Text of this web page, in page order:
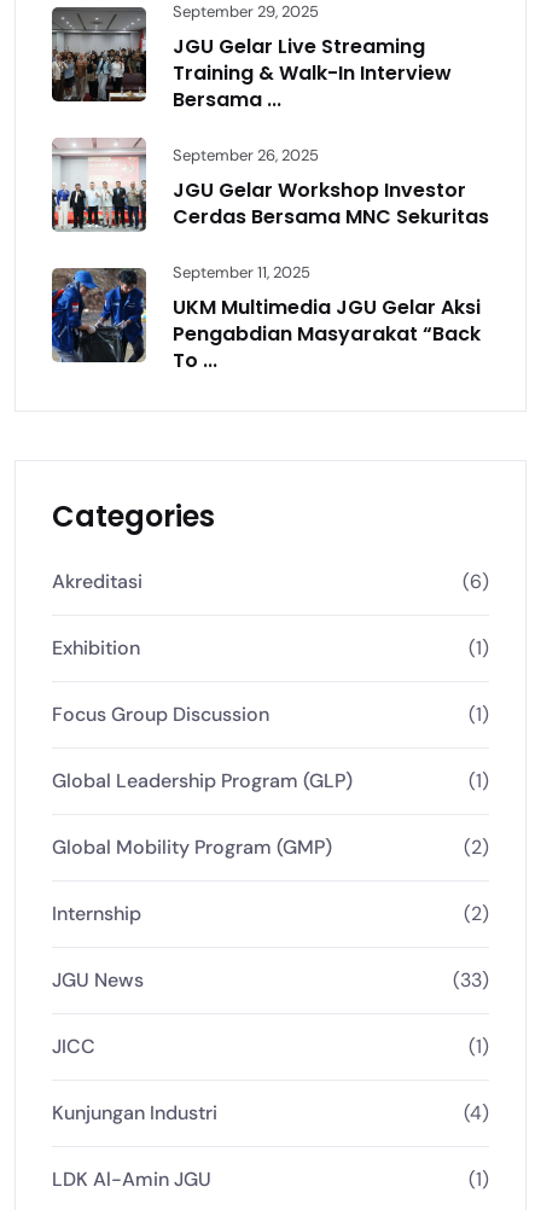
September 29, 2025
JGU Gelar Live Streaming
Training & Walk-In Interview
Bersama ...
September 26, 2025
JGU Gelar Workshop Investor
Cerdas Bersama MNC Sekuritas
September 11, 2025
UKM Multimedia JGU Gelar Aksi
Pengabdian Masyarakat “Back
To ...
Categories
Akreditasi (6)
Exhibition (1)
Focus Group Discussion (1)
Global Leadership Program (GLP) (1)
Global Mobility Program (GMP) (2)
Internship (2)
JGU News (33)
JICC (1)
Kunjungan Industri (4)
LDK Al-Amin JGU (1)